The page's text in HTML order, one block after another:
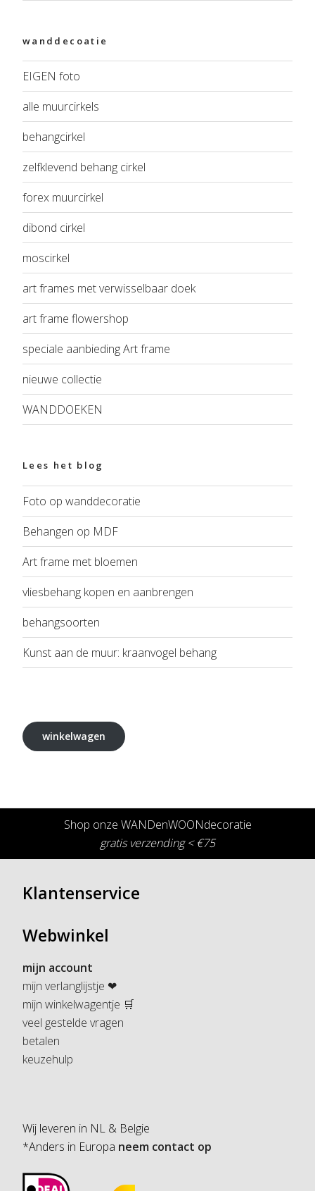
wanddecoatie
EIGEN foto
alle muurcirkels
behangcirkel
zelfklevend behang cirkel
forex muurcirkel
dibond cirkel
moscirkel
art frames met verwisselbaar doek
art frame flowershop
speciale aanbieding Art frame
nieuwe collectie
WANDDOEKEN
Lees het blog
Foto op wanddecoratie
Behangen op MDF
Art frame met bloemen
vliesbehang kopen en aanbrengen
behangsoorten
Kunst aan de muur: kraanvogel behang
winkelwagen
Shop onze WANDenWOONdecoratie
gratis verzending < €75
Klantenservice
Webwinkel
mijn account
mijn verlanglijstje ❤
mijn winkelwagentje 🛒
veel gestelde vragen
betalen
keuzehulp
Wij leveren in NL & Belgie
*Anders in Europa neem contact op